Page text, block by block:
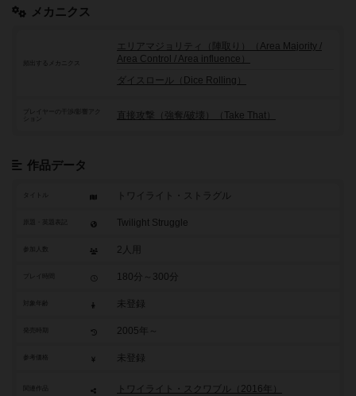
メカニクス
頻出するメカニクス
エリアマジョリティ（陣取り）（Area Majority /
Area Control / Area influence）
ダイスロール（Dice Rolling）
プレイヤーの干渉/影響アク
直接攻撃（強奪/破壊）（Take That）
作品データ
タイトル トワイライト・ストラグル
Twilight Struggle
参加人数 2人用
180分～300分
未登録
2005年～
参考価格 未登録
関連作品 トワイライト・スクワブル（2016年）